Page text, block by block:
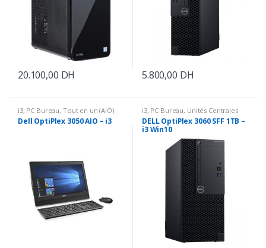
20.100,00 DH 5.800,00 DH
i3, PC Bureau, Tout en un (AIO)
Dell OptiPlex 3050 AIO – i3
i3, PC Bureau, Unités Centrales
DELL OptiPlex 3060 SFF 1TB –
i3 Win10